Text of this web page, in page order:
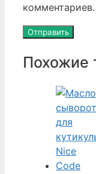
комментариев.
Похожие